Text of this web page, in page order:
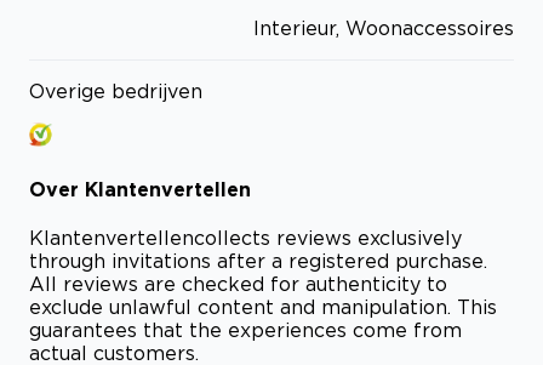
Interieur, Woonaccessoires
Overige bedrijven
Over Klantenvertellen
Klantenvertellencollects reviews exclusively
through invitations after a registered purchase.
All reviews are checked for authenticity to
exclude unlawful content and manipulation. This
guarantees that the experiences come from
actual customers.